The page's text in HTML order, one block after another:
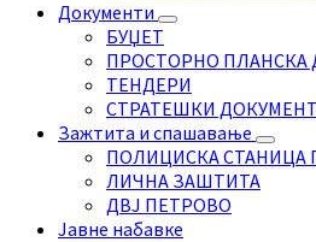
Документи
БУЏЕТ
ПРОСТОРНО ПЛАНСКА
ТЕНДЕРИ
СТРАТЕШКИ
Зажтита и спашавање
ПОЛИЦИСКА СТАНИЦА
ЛИЧНА ЗАШТИТА
ДВЈ ПЕТРОВО
Јавне набавке